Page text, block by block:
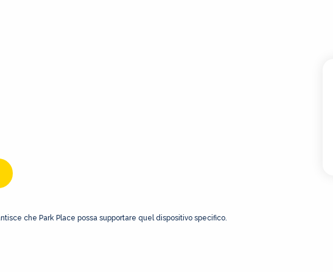
che Park Place possa supportare quel dispositivo specifico.